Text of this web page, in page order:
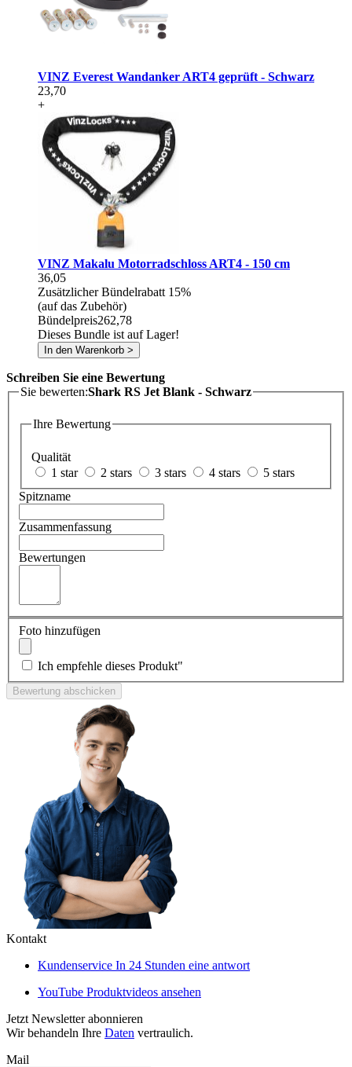
VINZ Everest Wandanker ART4 geprüft - Schwarz
23,70
+
VINZ Makalu Motorradschloss ART4 - 150 cm
36,05
Zusätzlicher Bündelrabatt 15%
(auf das Zubehör)
Bündelpreis262,78
Dieses Bundle ist auf Lager!
In den Warenkorb >
Schreiben Sie eine Bewertung
Sie bewerten:Shark RS Jet Blank - Schwarz
Ihre Bewertung
Qualität
1 star
2 stars 3 stars 4 stars
5 stars
Spitzname
Zusammenfassung
Bewertungen
Foto hinzufügen
Ich empfehle dieses Produkt"
Bewertung abschicken
Kontakt
Kundenservice In 24 Stunden eine antwort
YouTube Produktvideos ansehen
Jetzt Newsletter abonnieren
Wir behandeln Ihre Daten vertraulich.
Mail